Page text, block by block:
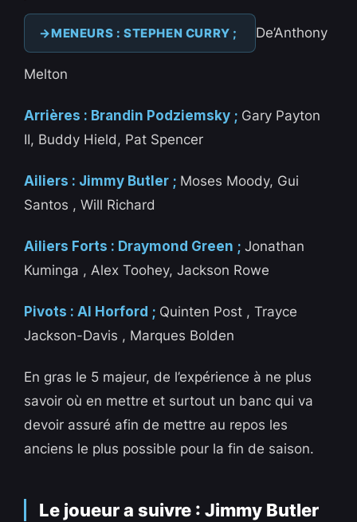
MENEURS : STEPHEN CURRY ; De’Anthony
Melton
Arrières : Brandin Podziemsky ; Gary Payton
II, Buddy Hield, Pat Spencer
Ailiers : Jimmy Butler ; Moses Moody, Gui
Santos , Will Richard
Ailiers Forts : Draymond Green ;Jonathan
Kuminga , Alex Toohey, Jackson Rowe
Pivots : Al Horford ; Quinten Post , Trayce
Jackson-Davis , Marques Bolden
En gras le 5 majeur, de l’expérience à ne plus
savoir où en mettre et surtout un banc qui va
devoir assuré afin de mettre au repos les
anciens le plus possible pour la fin de saison.
Le joueur a suivre : Jimmy Butler